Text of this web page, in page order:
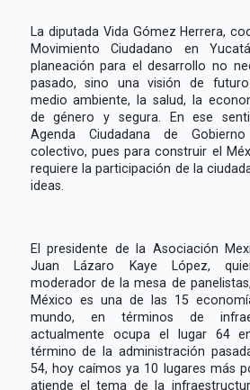
La diputada Vida Gómez Herrera,
Movimiento Ciudadano en
planeación para el desarrollo no
pasado, sino una visión de
medio ambiente, la salud, la
de género y segura. En ese
Agenda Ciudadana de
colectivo, pues para construir el
requiere la participación de la
ideas.
El presidente de la Asociación
Juan Lázaro Kaye López,
moderador de la mesa de
México es una de las 15
mundo, en términos de
actualmente ocupa el lugar 64
término de la administración
54, hoy caímos ya 10 lugares más
atiende el tema de la